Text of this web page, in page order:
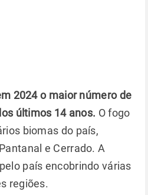
2024 o maior número de
últimos 14 anos. O fogo
biomas do país,
e Cerrado. A
país encobrindo várias
regiões.